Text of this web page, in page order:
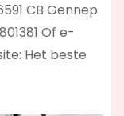
CB Gennep
Of e-
Het beste